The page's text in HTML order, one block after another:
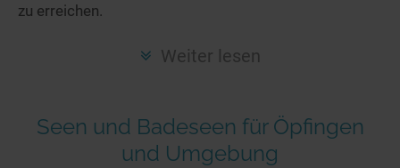
Wellness am See
Camping
Familienhotels
Ausgefallenes
Überwachte Badestellen
Top Seen nach Bundesländern
zu erreichen.
Weiter lesen
Seen und Badeseen für Öpfingen
und Umgebung